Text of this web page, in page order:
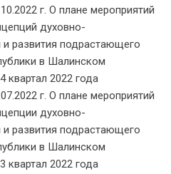
г. О плане мероприятий
духовно-
и развития подрастающего
в Шалинском
квартал 2022 года
г. О плане мероприятий
духовно-
и развития подрастающего
в Шалинском
квартал 2022 года